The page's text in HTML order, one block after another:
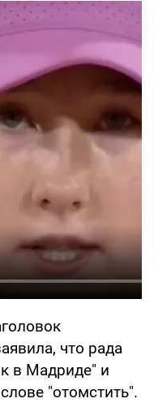
что рада
в Мадриде" и
"отомстить".